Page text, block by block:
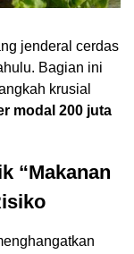
jenderal cerdas
Bagian ini
krusial
modal 200 juta
“Makanan